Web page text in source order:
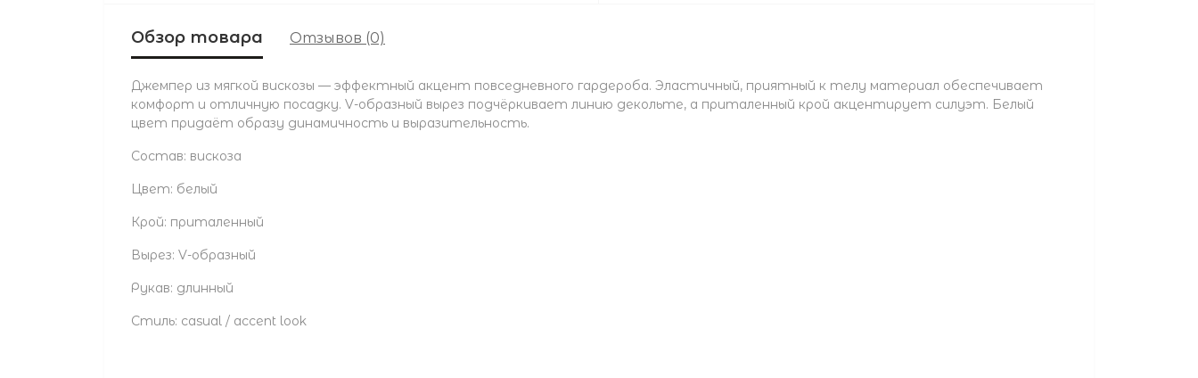
Обзор товара Отзывов (0)
Джемпер из мягкой вискозы — эффектный акцент повседневного гардероба. Эластичный, приятный к телу материал обеспечивает
комфорт и отличную посадку. V-образный вырез подчёркивает линию декольте, а приталенный крой акцентирует силуэт. Белый
цвет придаёт образу динамичность и выразительность.
Состав: вискоза
Цвет: белый
Крой: приталенный
Вырез: V-образный
Рукав: длинный
Стиль: casual / accent look